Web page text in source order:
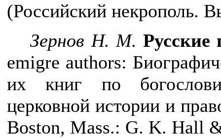
(Российский некрополь.
Зернов Н. М. Русские
emigre authors:
их книг по
церковной истории и
Boston, Mass.: G. K. Hall